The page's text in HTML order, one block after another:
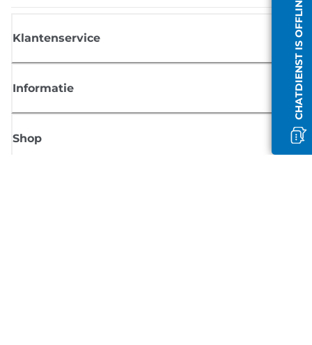
CHATDIENST IS OFFLINE
Klantenservice
Informatie
Shop